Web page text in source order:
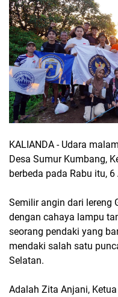
KALIANDA - Udara
Desa Sumur Kumbang,
berbeda pada Rabu itu,
Semilir angin dari lereng
dengan cahaya lampu
seorang pendaki yang
mendaki salah satu
Selatan.
Adalah Zita Anjani,